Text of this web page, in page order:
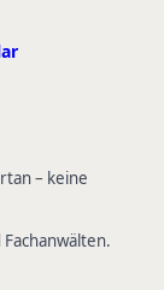
– keine